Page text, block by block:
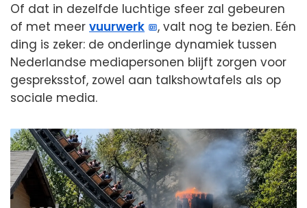
Of dat in dezelfde luchtige sfeer zal gebeuren
of met meer vuurwerk
, valt nog te bezien. Eén
ding is zeker: de onderlinge dynamiek tussen
Nederlandse mediapersonen blijft zorgen voor
gespreksstof, zowel aan talkshowtafels als op
sociale media.